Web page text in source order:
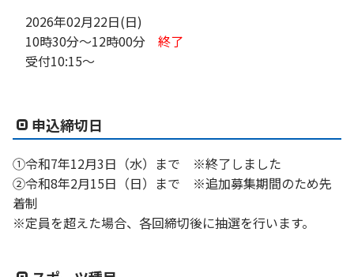
2026年02月22日(日)
10時30分〜12時00分
受付10:15～
終了
申込締切日
①令和7年12月3日（水）まで ※終了しました
②令和8年2月15日（日）まで ※追加募集期間のため先
着制
※定員を超えた場合、各回締切後に抽選を行います。